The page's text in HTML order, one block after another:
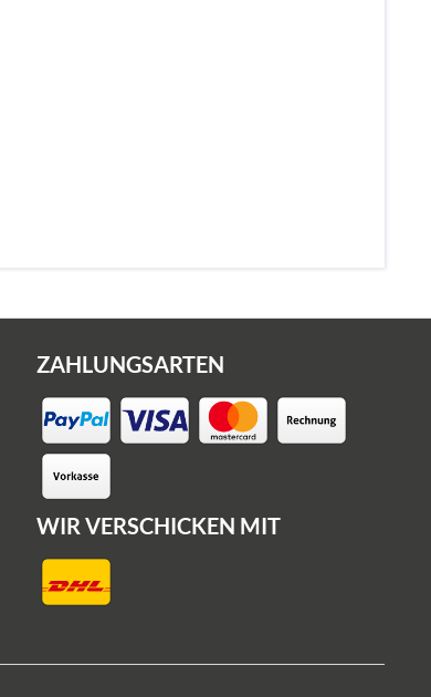
ZAHLUNGSARTEN
WIR VERSCHICKEN MIT